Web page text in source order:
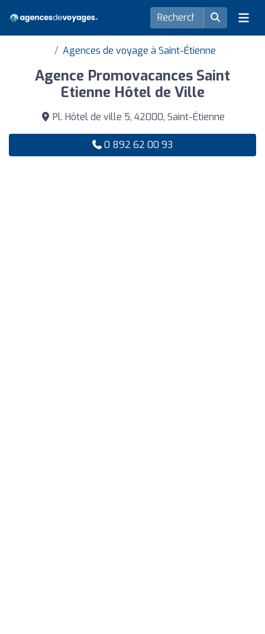
Agences de voyage à Saint-Étienne
Agence Promovacances Saint
Etienne Hôtel de Ville
Pl. Hôtel de ville 5, 42000, Saint-Étienne
0 892 62 00 93